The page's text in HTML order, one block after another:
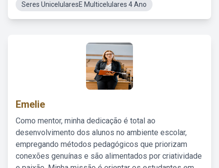
Seres UnicelularesE Multicelulares 4 Ano
Emelie
Como mentor, minha dedicação é total ao
desenvolvimento dos alunos no ambiente escolar,
empregando métodos pedagógicos que priorizam
conexões genuínas e são alimentados por criatividade